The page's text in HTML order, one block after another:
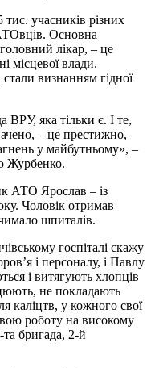
тис. учасників різних
Основна
лікар, – це
місцевої влади.
визнанням гідної
яка тільки є. І те,
– це престижно,
у майбутньому», –
Журбенко.
АТО Ярослав – із
Чоловік отримав
шпиталів.
госпіталі скажу
і персоналу, і Павлу
і витягують хлопців
не покладають
каліцтв, у кожного свої
роботу на високому
бригада, 2-й